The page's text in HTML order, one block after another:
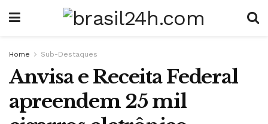
Home Sub-Destaques
Anvisa e Receita Federal
apreendem 25 mil